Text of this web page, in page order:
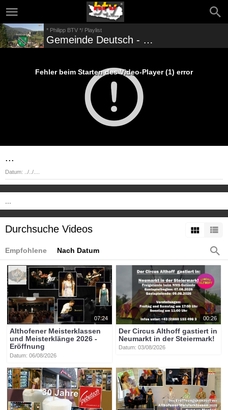
* Philipp BTV */ Playlist
Gemeinde Deutsch - Griffen - VIDEOS
Fehler beim Starten des Video-Player (1) error
...
Datum: ../../....
Durchsuche Videos
Empfohlene Nach Datum
07:24
Althofener Meisterklassen
und Meisterklänge 2026 -
Eröffnung
Datum: 06/08/2026
00:26
Der Circus Althoff gastiert in
Neumarkt in der Steiermark!
Datum: 03/08/2026